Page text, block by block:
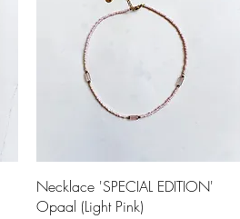
Quick View
Necklace 'SPECIAL EDITION'
Opaal (Light Pink)